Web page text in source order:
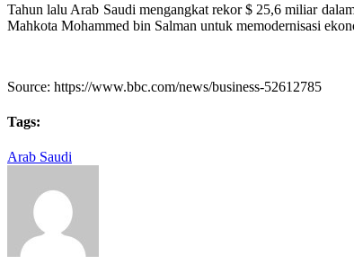
Tahun lalu Arab Saudi mengangkat rekor $ 25,6 miliar
Mahkota Mohammed bin Salman untuk memodernisasi
Source: https://www.bbc.com/news/business-52612785
Tags:
Arab Saudi